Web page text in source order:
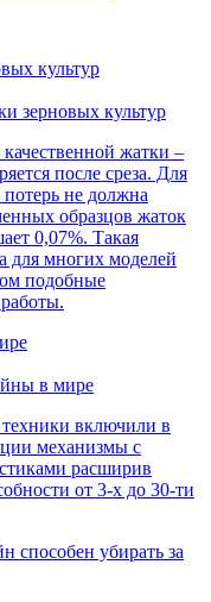
культур
жатки –
после среза. Для
не должна
образцов жаток
0,07%. Такая
для многих моделей
подобные
включили в
механизмы с
расширив
от 3-х до 30-ти
способен убирать за